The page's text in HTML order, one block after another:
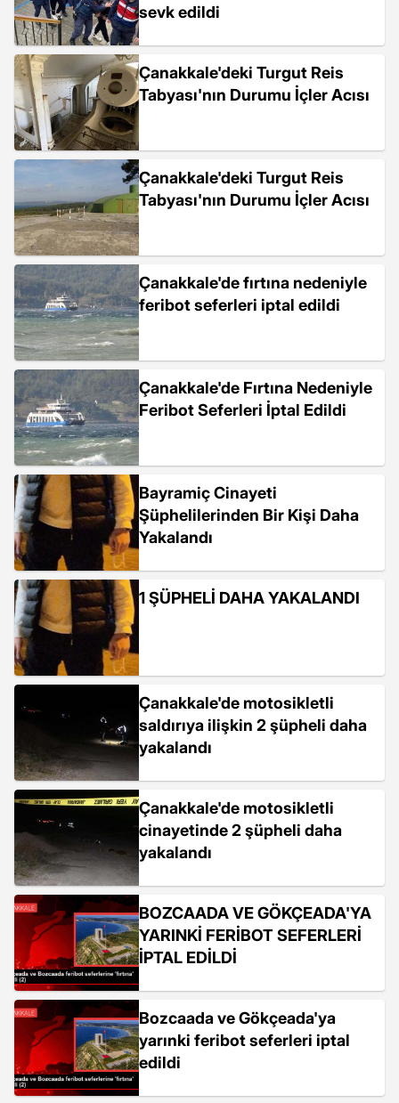
sevk edildi
Çanakkale'deki Turgut Reis
Tabyası'nın Durumu İçler Acısı
Çanakkale'deki Turgut Reis
Tabyası'nın Durumu İçler Acısı
Çanakkale'de fırtına nedeniyle
feribot seferleri iptal edildi
Çanakkale'de Fırtına Nedeniyle
Feribot Seferleri İptal Edildi
Bayramiç Cinayeti
Şüphelilerinden Bir Kişi Daha
Yakalandı
1 ŞÜPHELİ DAHA YAKALANDI
Çanakkale'de motosikletli
saldırıya ilişkin 2 şüpheli daha
yakalandı
Çanakkale'de motosikletli
cinayetinde 2 şüpheli daha
yakalandı
BOZCAADA VE GÖKÇEADA'YA
YARINKİ FERİBOT SEFERLERİ
İPTAL EDİLDİ
Bozcaada ve Gökçeada'ya
yarınki feribot seferleri iptal
edildi